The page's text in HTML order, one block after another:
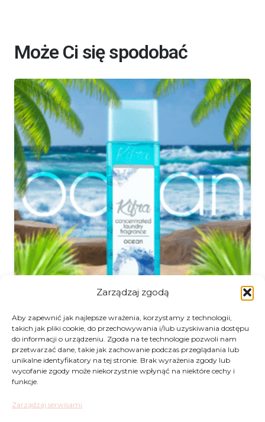
Zarządzaj zgodą
Aby zapewnić jak najlepsze wrażenia, korzystamy z technologii,
takich jak pliki cookie, do przechowywania i/lub uzyskiwania dostępu
do informacji o urządzeniu. Zgoda na te technologie pozwoli nam
przetwarzać dane, takie jak zachowanie podczas przeglądania lub
unikalne identyfikatory na tej stronie. Brak wyrażenia zgody lub
wycofanie zgody może niekorzystnie wpłynąć na niektóre cechy i
funkcje.
Zarządzaj serwisami
Może Ci się spodobać
Kifra OCEAN – skoncentrowane perfumy do prania
200ml
13.50€